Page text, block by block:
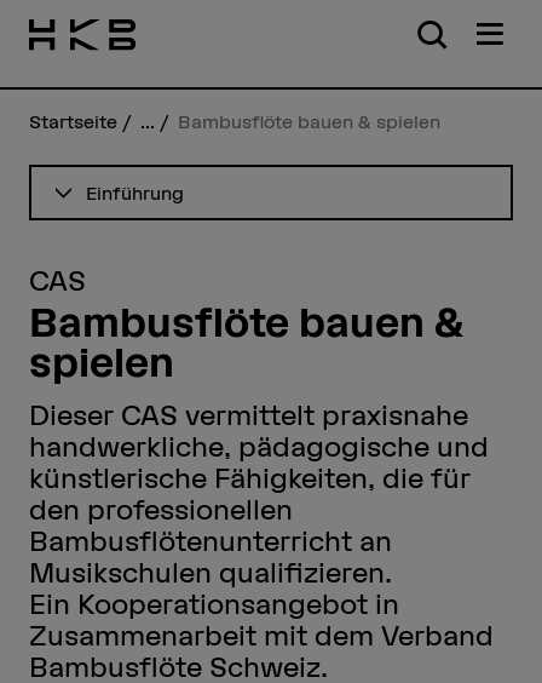
Startseite ... Bambusflöte bauen & spielen
Einführung
CAS
Bambusflöte bauen &
spielen
Dieser CAS vermittelt praxisnahe
handwerkliche, pädagogische und
künstlerische Fähigkeiten, die für
den professionellen
Bambusflötenunterricht an
Musikschulen qualifizieren.
Ein Kooperationsangebot in
Zusammenarbeit mit dem Verband
Bambusflöte Schweiz.